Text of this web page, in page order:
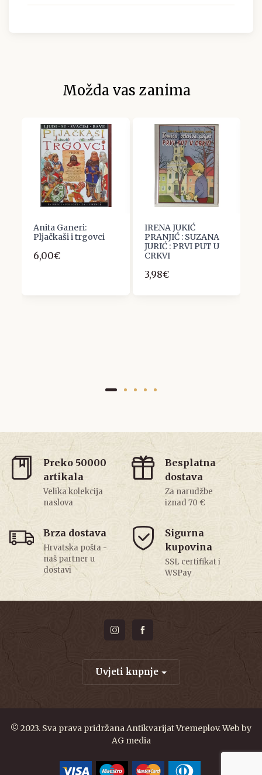
Možda vas zanima
Anita Ganeri:
Pljačkaši i trgovci
6,00€
IRENA JUKIĆ
PRANJIĆ : SUZANA
JURIĆ : PRVI PUT U
CRKVI
3,98€
Preko 50000
artikala
Velika kolekcija
naslova
Besplatna
dostava
Za narudžbe
iznad 70 €
Brza dostava
Hrvatska pošta -
naš partner u
dostavi
Sigurna
kupovina
SSL certifikat i
WSPay
Uvjeti kupnje
© 2023. Sva prava pridržana Antikvarijat Vremeplov. Web by
AG media